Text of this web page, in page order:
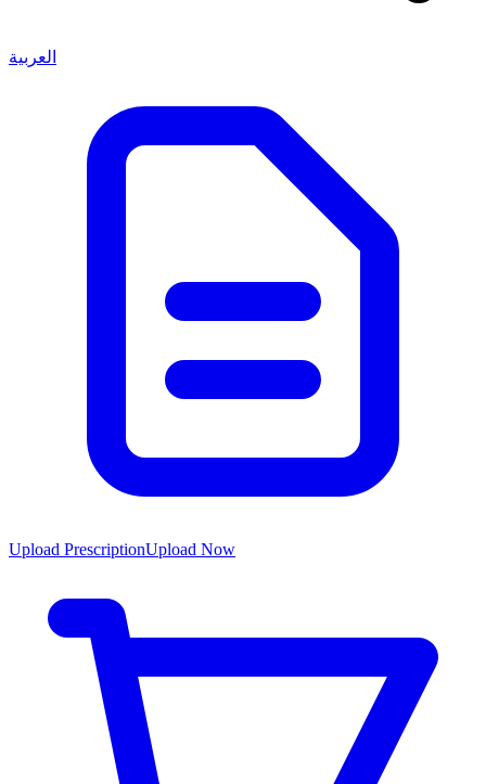
العربية
Upload PrescriptionUpload Now